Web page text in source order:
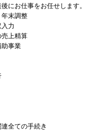
にお仕事をお任せします。
年末調整
力
売上精算
助事業
全ての手続き